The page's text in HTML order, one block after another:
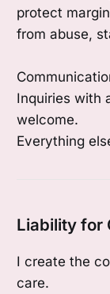
protect
from abuse,
Inquiries with
welcome.
Everything
Liability for
I create the
care.